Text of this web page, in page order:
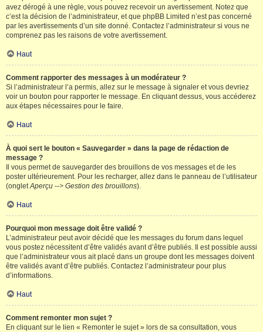
avez dérogé à une règle, vous pouvez recevoir un avertissement. Notez que
c’est la décision de l’administrateur, et que phpBB Limited n’est pas concerné
par les avertissements d’un site donné. Contactez l’administrateur si vous ne
comprenez pas les raisons de votre avertissement.
Haut
Comment rapporter des messages à un modérateur ?
Si l’administrateur l’a permis, allez sur le message à signaler et vous devriez
voir un bouton pour rapporter le message. En cliquant dessus, vous accéderez
aux étapes nécessaires pour le faire.
Haut
À quoi sert le bouton « Sauvegarder » dans la page de rédaction de
message ?
Il vous permet de sauvegarder des brouillons de vos messages et de les
poster ultérieurement. Pour les recharger, allez dans le panneau de l’utilisateur
(ongletAperçu --> Gestion des brouillons).
Haut
Pourquoi mon message doit être validé ?
L’administrateur peut avoir décidé que les messages du forum dans lequel
vous postez nécessitent d’être validés avant d’être publiés. Il est possible aussi
que l’administrateur vous ait placé dans un groupe dont les messages doivent
être validés avant d’être publiés. Contactez l’administrateur pour plus
d’informations.
Haut
Comment remonter mon sujet ?
En cliquant sur le lien « Remonter le sujet » lors de sa consultation, vous